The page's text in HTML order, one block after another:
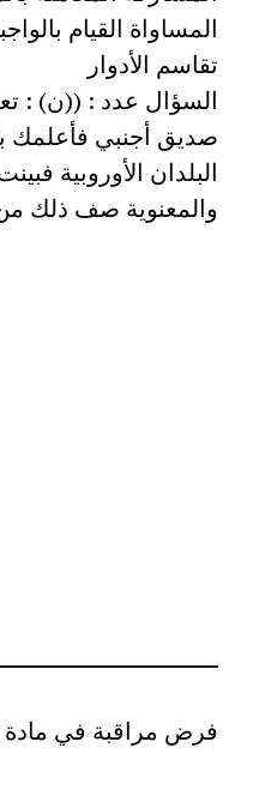
المساواة القيام
تقاسم الأدوار
صديق أجنبي فأعلمك
البلدان الأوروبية
والمعنوية صف ذلك من
فرض مراقبة في مادة